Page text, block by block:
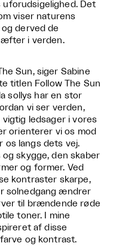
Det
viser naturens
derved de
i verden.
Sun, siger Sabine
titlen Follow The Sun
sollys har en stor
vi ser verden,
vigtig ledsager i vores
orienterer vi os mod
os langs dets vej.
og skygge, den skaber
og former. Ved
kontraster skarpe,
solnedgang ændrer
til brændende røde
toner. I mine
af disse
og kontrast.